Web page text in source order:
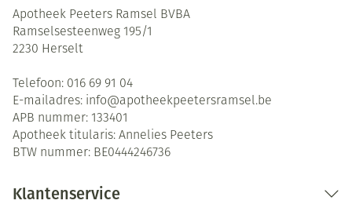
Apotheek Peeters Ramsel BVBA
Ramselsesteenweg 195/1
2230 Herselt
Telefoon: 016 69 91 04
E-mailadres: info@apotheekpeetersramsel.be
APB nummer: 133401
Apotheek titularis: Annelies Peeters
BTW nummer: BE0444246736
Klantenservice